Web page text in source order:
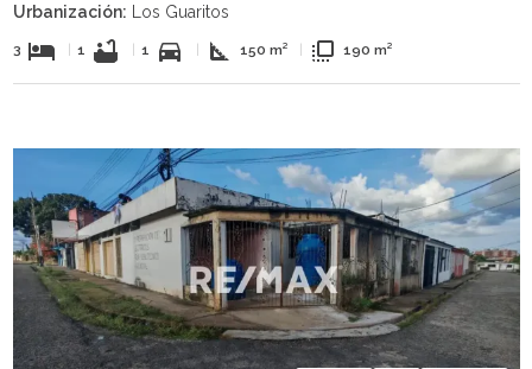
Urbanización: Los Guaritos
3 hotel 1 bathtub 1 directions_car square_foot 150 m² flip_to_front 190 m²